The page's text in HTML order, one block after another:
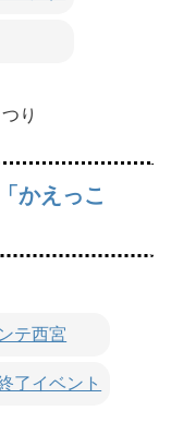
り
かえっこ
テ西宮
了イベント